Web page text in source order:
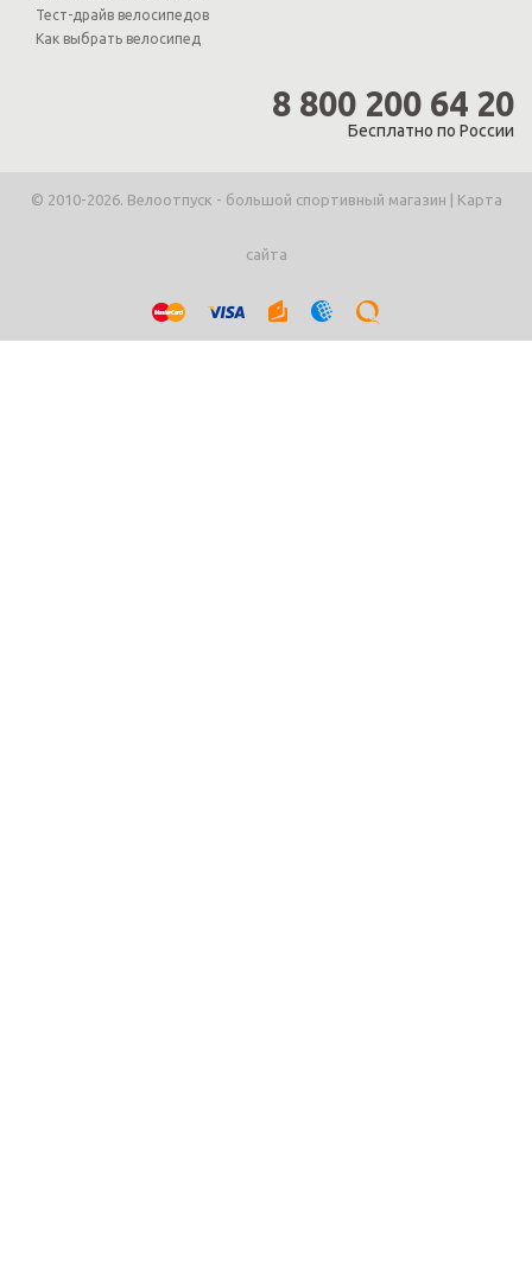
Тест-драйв велосипедов
Как выбрать велосипед
8 800 200 64 20
Бесплатно по России
© 2010-2026. Велоотпуск - большой спортивный магазин | Карта
сайта